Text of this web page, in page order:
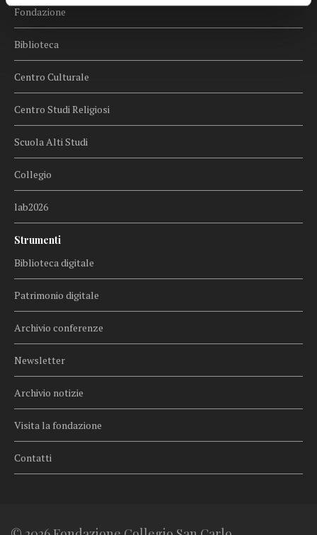
Fondazione
Biblioteca
Centro Culturale
Centro Studi Religiosi
Scuola Alti Studi
Collegio
lab2026
Strumenti
Biblioteca digitale
Patrimonio digitale
Archivio conferenze
Newsletter
Archivio notizie
Visita la fondazione
Contatti